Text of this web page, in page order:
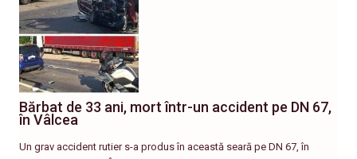
Bărbat de 33 ani, mort într-un accident pe DN 67,
în Vâlcea
Un grav accident rutier s-a produs în această seară pe DN 67, în